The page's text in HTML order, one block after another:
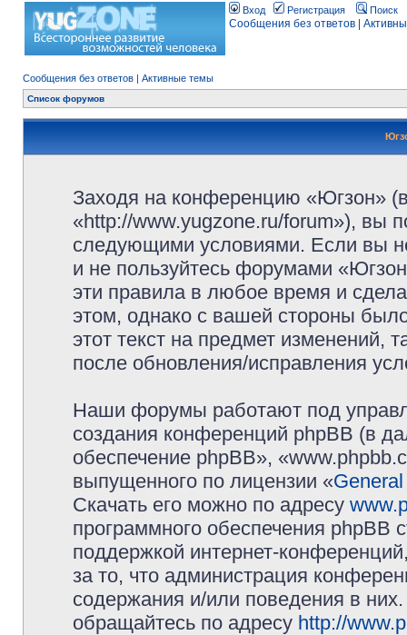
Вход Регистрация Поиск
Сообщения без ответов
Сообщения без ответов | Активные темы
Список форумов
Заходя на конференцию «Югзон»
«http://www.yugzone.ru/forum»), вы
следующими условиями. Если вы
и не пользуйтесь форумами
эти правила в любое время и
этом, однако с вашей стороны
этот текст на предмет изменений,
после обновления/исправления
Наши форумы работают под
создания конференций phpBB (в
обеспечение phpBB»,
выпущенного по лицензии «
Скачать его можно по адресу
программного обеспечения phpBB
поддержкой интернет-
за то, что администрация
содержания и/или поведения в
обращайтесь по адресу http://